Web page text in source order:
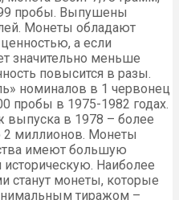
пробы. Выпушены
Монеты обладают
а если
значительно меньше
повысится в разы.
номиналов в 1 червонец
пробы в 1975-1982 годах.
выпуска в 1978 – более
2 миллионов. Монеты
имеют большую
историческую. Наиболее
станут монеты, которые
тиражом –